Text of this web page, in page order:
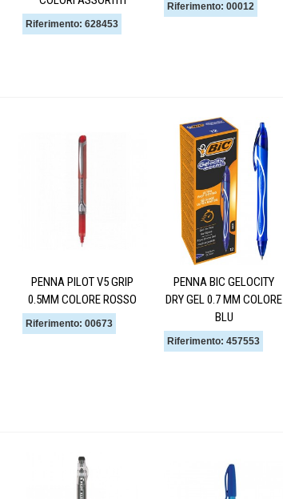
Riferimento: 628453
Riferimento: 00012
PENNA PILOT V5 GRIP
0.5MM COLORE ROSSO
Riferimento: 00673
PENNA BIC GELOCITY
DRY GEL 0.7 MM COLORE
BLU
Riferimento: 457553